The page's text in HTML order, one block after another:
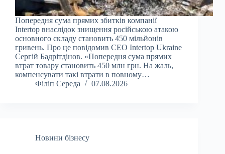
Попередня сума прямих збитків компанії
Intertop внаслідок знищення російською атакою
основного складу становить 450 мільйонів
гривень. Про це повідомив CEO Intertop Ukraine
Сергій Бадрітдінов. «Попередня сума прямих
втрат товару становить 450 млн грн. На жаль,
компенсувати такі втрати в повному…
Філіп Середа
07.08.2026
Новини бізнесу